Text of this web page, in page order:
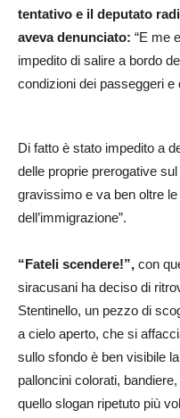
tentativo e il deputato
aveva denunciato: “E me
impedito di salire a bordo
condizioni dei passeggeri e
Di fatto è stato impedito a
delle proprie prerogative
gravissimo e va ben oltre
dell’immigrazione”.
“Fateli scendere!”, con
siracusani ha deciso di
Stentinello, un pezzo di
a cielo aperto, che si
sullo sfondo è ben visibile
palloncini colorati,
quello slogan ripetuto più